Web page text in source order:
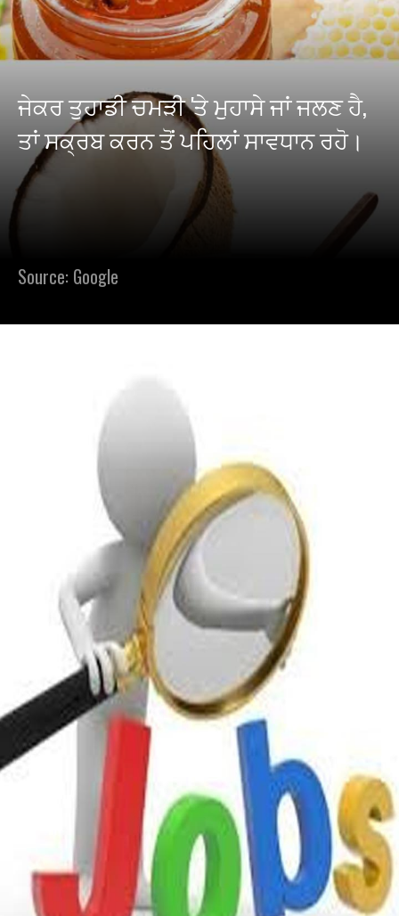
ਜੇਕਰ ਤੁਹਾਡੀ ਚਮੜੀ 'ਤੇ ਮੁਹਾਸੇ ਜਾਂ ਜਲਣ ਹੈ,
ਤਾਂ ਸਕ੍ਰਬ ਕਰਨ ਤੋਂ ਪਹਿਲਾਂ ਸਾਵਧਾਨ ਰਹੋ।
Source: Google